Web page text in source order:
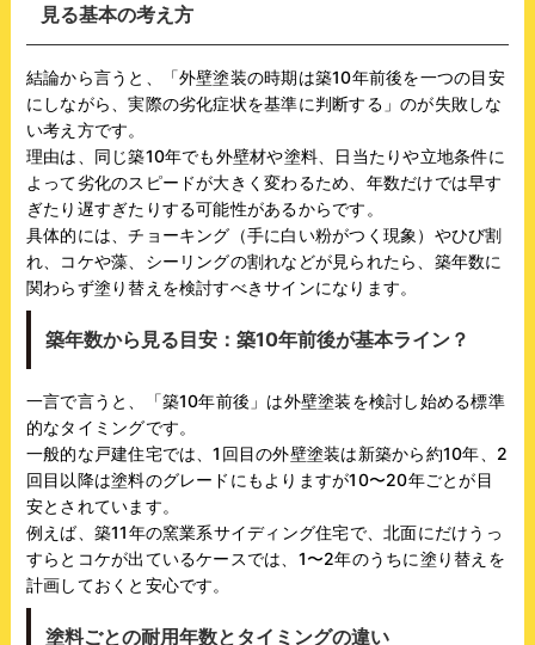
見る基本の考え方
結論から言うと、「外壁塗装の時期は築10年前後を一つの目安
にしながら、実際の劣化症状を基準に判断する」のが失敗しな
い考え方です。
理由は、同じ築10年でも外壁材や塗料、日当たりや立地条件に
よって劣化のスピードが大きく変わるため、年数だけでは早す
ぎたり遅すぎたりする可能性があるからです。
具体的には、チョーキング（手に白い粉がつく現象）やひび割
れ、コケや藻、シーリングの割れなどが見られたら、築年数に
関わらず塗り替えを検討すべきサインになります。
築年数から見る目安：築10年前後が基本ライン？
一言で言うと、「築10年前後」は外壁塗装を検討し始める標準
的なタイミングです。
一般的な戸建住宅では、1回目の外壁塗装は新築から約10年、2
回目以降は塗料のグレードにもよりますが10〜20年ごとが目
安とされています。
例えば、築11年の窯業系サイディング住宅で、北面にだけうっ
すらとコケが出ているケースでは、1〜2年のうちに塗り替えを
計画しておくと安心です。
塗料ごとの耐用年数とタイミングの違い